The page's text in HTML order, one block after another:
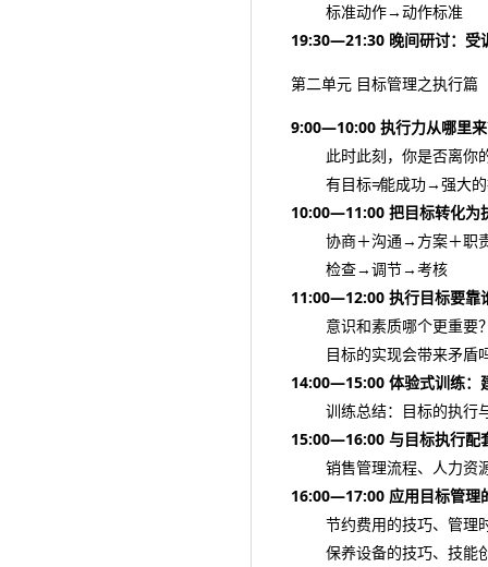
标准动作→动作标准
19:30—21:30 晚间研讨：受
第二单元 目标管理之执行篇
9:00—10:00 执行力从哪里
此时此刻，你是否离你
有目标≠能成功→强大的
10:00—11:00 把目标转化为
协商＋沟通→方案＋职
检查→调节→考核
11:00—12:00 执行目标要靠
意识和素质哪个更重要
目标的实现会带来矛盾
14:00—15:00 体验式训练：
训练总结：目标的执行
15:00—16:00 与目标执行配
销售管理流程、人力资
16:00—17:00 应用目标管理
节约费用的技巧、管理
保养设备的技巧、技能